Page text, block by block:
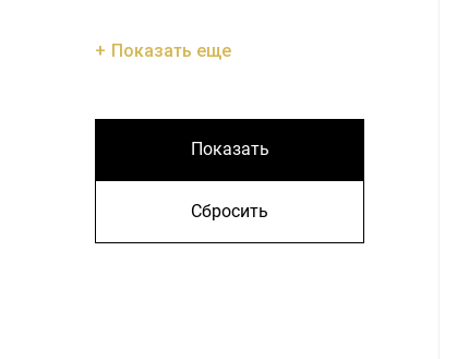
Показать еще
Показать
Сбросить